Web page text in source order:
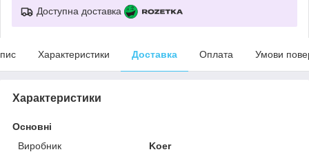
Доступна доставка
Характеристики Доставка Оплата Умови
Характеристики
Основні
Виробник
Koer